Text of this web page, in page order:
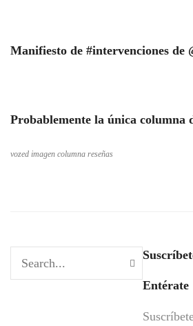
Manifiesto de #intervenciones de
Probablemente la única columna
vozed imagen columna reseñas
Entérate